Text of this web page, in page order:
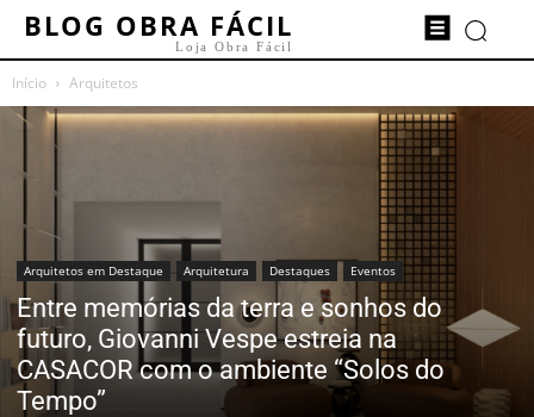
BLOG OBRA FÁCIL
Loja Obra Fácil
Início Arquitetos
Arquitetos em Destaque Arquitetura Destaques Eventos
Entre memórias da terra e sonhos do
futuro, Giovanni Vespe estreia na
CASACOR com o ambiente “Solos do
Tempo”